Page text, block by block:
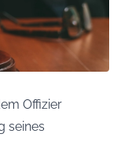
Offizier
seines